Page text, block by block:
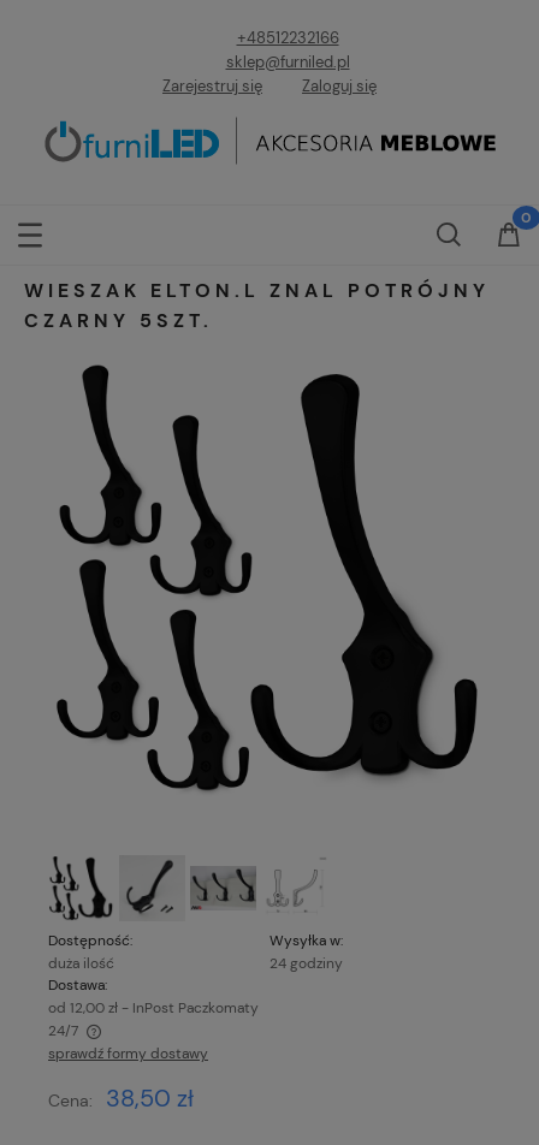
+48512232166
sklep@furniled.pl
Zarejestruj się
Zaloguj się
WIESZAK ELTON.L ZNAL POTRÓJNY
CZARNY 5SZT.
Dostępność:
duża ilość
Wysyłka w:
24 godziny
Dostawa:
od 12,00 zł - InPost Paczkomaty
24/7
Cena nie zawiera ewentualnych kosztów płatności
sprawdź formy dostawy
Cena: 38,50 zł